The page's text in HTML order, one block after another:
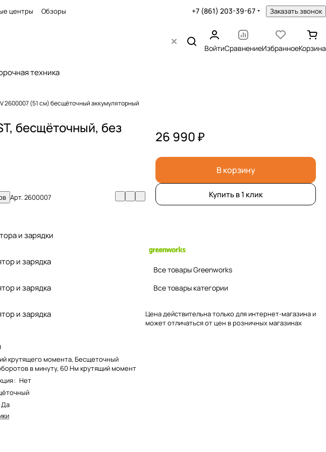
центры Обзоры +7 (861) 203-39-67 Заказать звонок
ВойтиСравнениеИзбранноеКорзина
техника
2600007 (51 см) бесщёточный аккумуляторный
бесщёточный, без
Арт.2600007
и зарядки
и зарядка
и зарядка
и зарядка
крутящего момента, Бесщеточный
в минуту, 60 Нм крутящий момент
: Нет
Да
26 990 ₽
В корзину
Купить в 1 клик
Все товары Greenworks
Все товары категории
Цена действительна только для интернет-магазина и
может отличаться от цен в розничных магазинах